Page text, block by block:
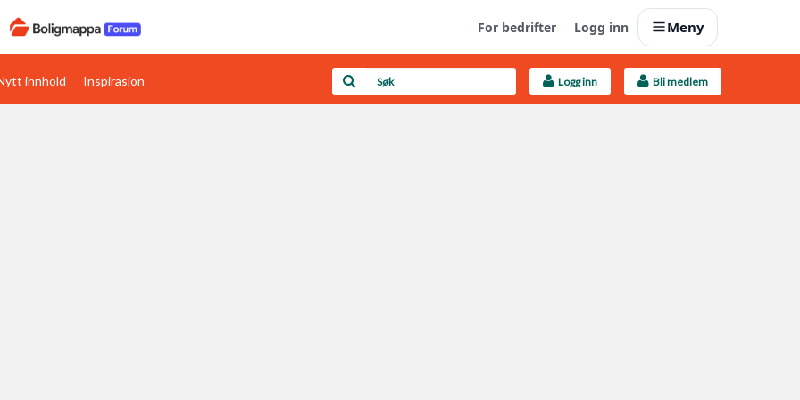
For bedrifter Logg inn Meny
Boligens papirer Last opp selv
innhold Inspirasjon Logg inn Bli medlem